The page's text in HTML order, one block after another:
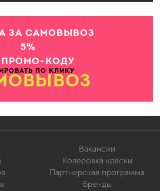
ЗА САМОВЫВОЗ
5%
КОДУ
ПО КЛИКУ
Вакансии
Колеровка краски
Партнерская программа
Бренды